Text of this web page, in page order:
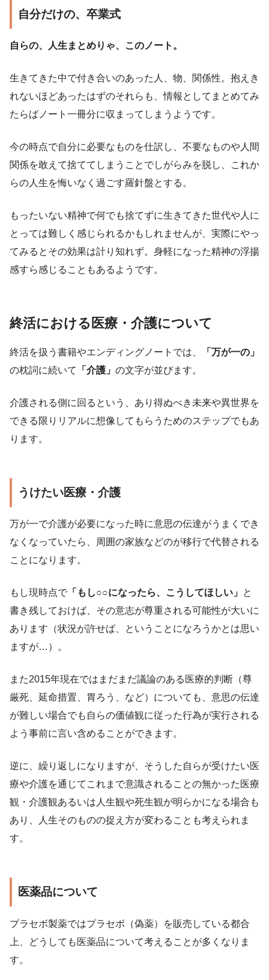
自分だけの、卒業式
自らの、人生まとめりゃ、このノート。
生きてきた中で付き合いのあった人、物、関係性。抱えき
れないほどあったはずのそれらも、情報としてまとめてみ
たらばノート一冊分に収まってしまうようです。
今の時点で自分に必要なものを仕訳し、不要なものや人間
関係を敢えて捨ててしまうことでしがらみを脱し、これか
らの人生を悔いなく過ごす羅針盤とする。
もったいない精神で何でも捨てずに生きてきた世代や人に
とっては難しく感じられるかもしれませんが、実際にやっ
てみるとその効果は計り知れず。身軽になった精神の浮揚
感すら感じることもあるようです。
終活における医療・介護について
終活を扱う書籍やエンディングノートでは、
「万が一の」
の枕詞に続いて
「介護」 の文字が並びます。
介護される側に回るという、あり得ぬべき未来や異世界を
できる限りリアルに想像してもらうためのステップでもあ
ります。
うけたい医療・介護
万が一で介護が必要になった時に意思の伝達がうまくでき
なくなっていたら、周囲の家族などのが移行で代替される
ことになります。
もし現時点で 「もし○○になったら、こうしてほしい」 と
書き残しておけば、その意志が尊重される可能性が大いに
あります（状況が許せば、ということになろうかとは思い
ますが…）。
また2015年現在ではまだまだ議論のある医療的判断（尊
厳死、延命措置、胃ろう、など）についても、意思の伝達
が難しい場合でも自らの価値観に従った行為が実行される
よう事前に言い含めることができます。
逆に、繰り返しになりますが、そうした自らが受けたい医
療や介護を通じてこれまで意識されることの無かった医療
観・介護観あるいは人生観や死生観が明らかになる場合も
あり、人生そのものの捉え方が変わることも考えられま
す。
医薬品について
プラセボ製薬ではプラセボ（偽薬）を販売している都合
上、どうしても医薬品について考えることが多くなりま
す。